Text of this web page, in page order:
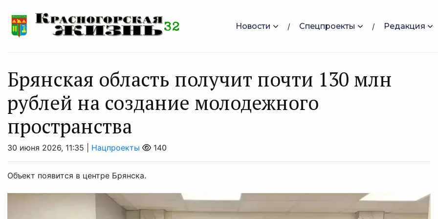
Новости Спецпроекты Редакция
Брянская область получит почти 130 млн
рублей на создание молодежного
пространства
30 июня 2026, 11:35 | Нацпроекты 140
Объект появится в центре Брянска.